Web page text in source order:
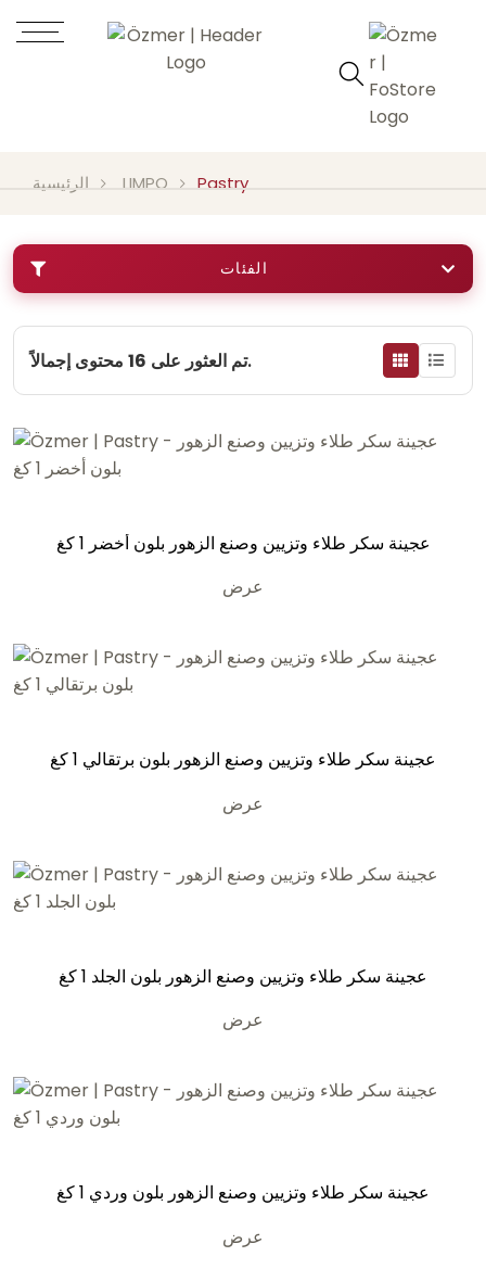
الرئيسية LIMPO Pastry
الفئات
تم العثور على 16 محتوى إجمالاً.
عجينة سكر طلاء وتزيين وصنع الزهور بلون أخضر 1 كغ
عرض
عجينة سكر طلاء وتزيين وصنع الزهور بلون برتقالي 1 كغ
عرض
عجينة سكر طلاء وتزيين وصنع الزهور بلون الجلد 1 كغ
عرض
عجينة سكر طلاء وتزيين وصنع الزهور بلون وردي 1 كغ
عرض